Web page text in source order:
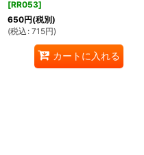
[RR053]
650円(税別)
(税込 : 715円)
カートに入れる